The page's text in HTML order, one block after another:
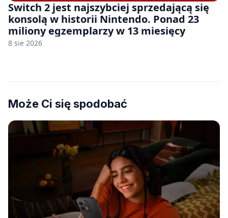
Switch 2 jest najszybciej sprzedającą się
konsolą w historii Nintendo. Ponad 23
miliony egzemplarzy w 13 miesięcy
8 sie 2026
Może Ci się spodobać